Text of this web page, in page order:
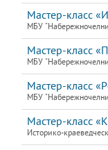
Мастер-класс
МБУ
Мастер-класс
МБУ
Мастер-класс
МБУ
Мастер-класс
Историко-